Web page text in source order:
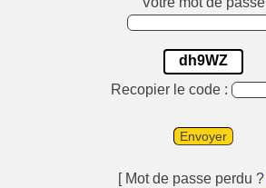
dh9WZ
Recopier le code :
Envoyer
[ Mot de passe perdu ?